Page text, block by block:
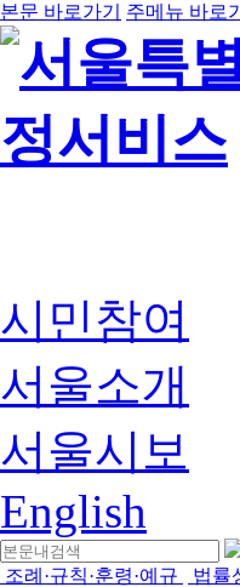
본문 바로가기 주메뉴 바로
시민참여
서울소개
서울시보
English
조례·규칙·훈령·예규 법률